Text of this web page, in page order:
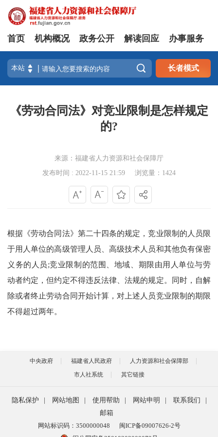
首页 机构概况 政务公开 解读回应 办事服务
 长者模式
《劳动合同法》对竞业限制是怎样规定
的?
来源：福建省人力资源和社会保障厅
发布时间 : 2022-11-15 21:59
浏览量：1424
根据《劳动合同法》第二十四条的规定，竞业限制的人员限
于用人单位的高级管理人员、高级技术人员和其他负有保密
义务的人员;竞业限制的范围、地域、期限由用人单位与劳
动者约定，但约定不得违反法律、法规的规定。同时，自解
除或者终止劳动合同开始计算，对上述人员竞业限制的期限
不得超过两年。
中央政府 福建省人民政府
人力资源和社会保障部
市人社系统
其它链接
隐私保护 网站地图 使用帮助 网站申明 联系我们
邮箱
网站标识码：3500000048
闽ICP备09007626-2号